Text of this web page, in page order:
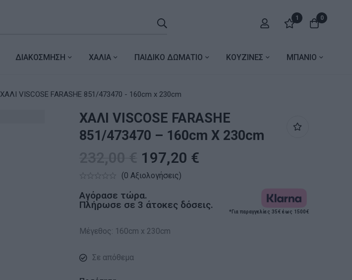
1 0
ΔΙΑΚΟΣΜΗΣΗ ΧΑΛΙΑ ΠΑΙΔΙΚΟ ΔΩΜΑΤΙΟ ΚΟΥΖΙΝΕΣ ΜΠΑΝΙΟ
ΧΑΛΙ VISCOSE FARASHE 851/473470 - 160cm x 230cm
ΧΑΛΙ VISCOSE FARASHE
851/473470 – 160cm X 230cm
197,20 €
(0 Αξιολογήσεις)
Αγόρασε τώρα.
Πλήρωσε σε 3 άτοκες δόσεις.
*Για παραγγελίες 35€ έως 1500€
Μέγεθος: 160cm x 230cm
Σε απόθεμα